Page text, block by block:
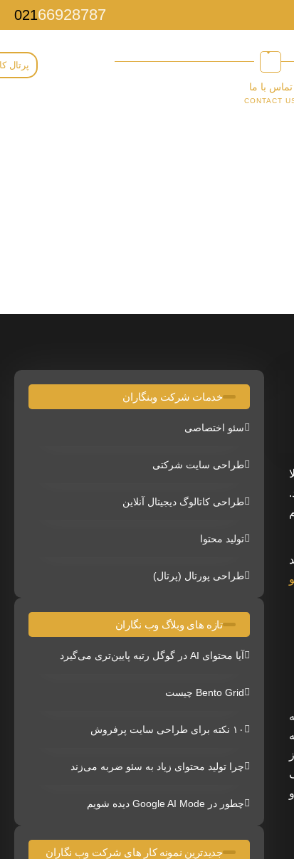
02166928787
تماس با ما
CONTACT
پرتال
خدمات شرکت وبنگاران
سئو اختصاصی
طراحی سایت شرکتی
طراحی کاتالوگ دیجیتال آنلاین
تولید محتوا
طراحی پورتال (پرتال)
تازه های وبلاگ وب نگاران
آیا محتوای AI در گوگل رتبه پایین‌تری می‌گیرد
Bento Grid چیست
۱۰ نکته برای طراحی سایت پرفروش
چرا تولید محتوای زیاد به سئو ضربه می‌زند
چطور در Google AI Mode دیده شویم
جدیدترین نمونه کار های شرکت وب نگاران